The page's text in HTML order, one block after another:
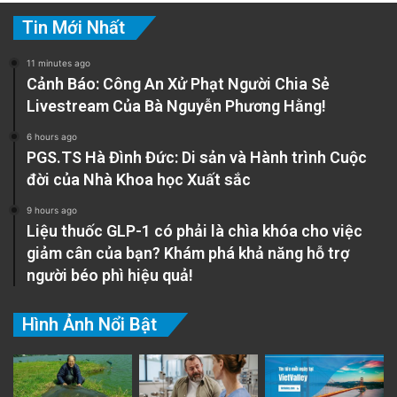
mạnh rủi ro từ phục hồi bất động sản chậm,
trong khi sản xuất (manufacturing) bị
“crowded out” bởi các kênh vay dễ dàng hơn.
Doanh nghiệp sản xuất, dù được ưu tiên trên
lý thuyết, tăng trưởng tín dụng chậm hơn (ví
dụ, manufacturing chiếm chỉ 12.39% dư nợ
theo SBV cuối Tháng Mười, 2025), do lãi suất
và điều kiện vay kém hấp dẫn hơn so với bất
động sản.
Tin Mới Nhất
11 minutes ago
Cảnh Báo: Công An Xử Phạt Người Chia Sẻ
Livestream Của Bà Nguyễn Phương Hằng!
6 hours ago
PGS.TS Hà Đình Đức: Di sản và Hành trình Cuộc
đời của Nhà Khoa học Xuất sắc
9 hours ago
Liệu thuốc GLP-1 có phải là chìa khóa cho việc
giảm cân của bạn? Khám phá khả năng hỗ trợ
người béo phì hiệu quả!
Hình Ảnh Nổi Bật